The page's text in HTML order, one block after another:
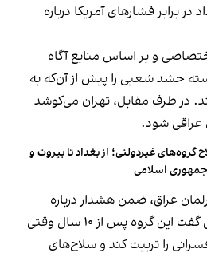
در برابر فشارهای آمریکا درباره
و بر اساس منابع آگاه
حشد شعبی را پیش از آن‌که به
در طرف مقابل، تهران می‌کوشد
عراقی شود.
گروه‌های غیردولتی؛ از بغداد تا بیروت و
اسلامی
عراق، ضمن هشدار درباره
تصویب قانون حشد شعبی گفت این گروه پس از ۱۰ سال وقتی
را تربیت کند و سلاح‌های